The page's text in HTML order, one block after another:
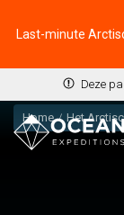
Last-minute
Deze
Home Het